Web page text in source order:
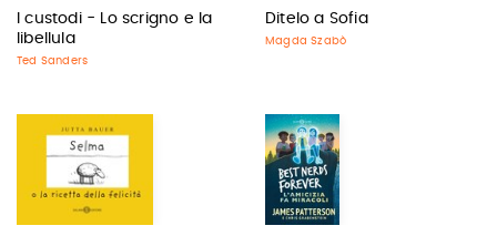
I custodi - Lo scrigno e la
libellula
Ted Sanders
Ditelo a Sofia
Magda Szabò